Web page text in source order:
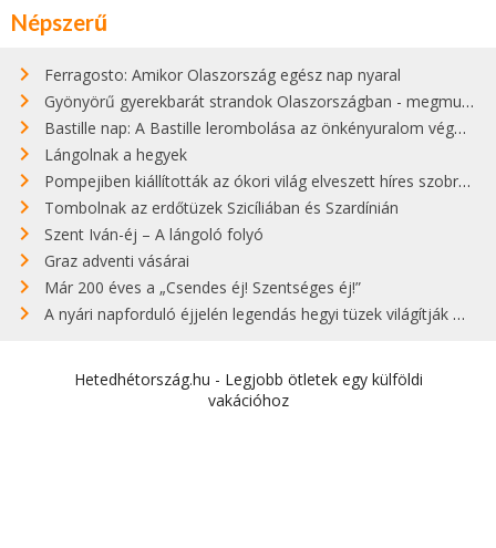
Népszerű
Ferragosto: Amikor Olaszország egész nap nyaral
Gyönyörű gyerekbarát strandok Olaszországban - megmutatjuk a 15 legjobbat
Bastille nap: A Bastille lerombolása az önkényuralom végét jelentette
Lángolnak a hegyek
Pompejiben kiállították az ókori világ elveszett híres szobrának másolatát
Tombolnak az erdőtüzek Szicíliában és Szardínián
Szent Iván-éj – A lángoló folyó
Graz adventi vásárai
Már 200 éves a „Csendes éj! Szentséges éj!”
A nyári napforduló éjjelén legendás hegyi tüzek világítják meg Zugspitzét
Hetedhétország.hu - Legjobb ötletek egy külföldi
vakációhoz